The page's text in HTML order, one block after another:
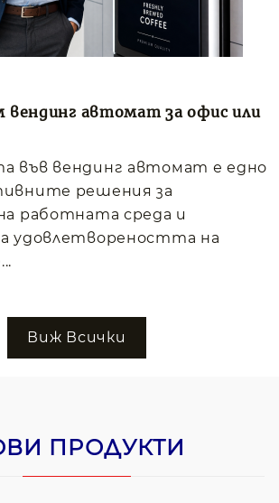
вендинг автомат за офис или
във вендинг автомат е едно
решения за
работната среда и
удовлетвореността на
Виж Всички
ПРОДУКТИ